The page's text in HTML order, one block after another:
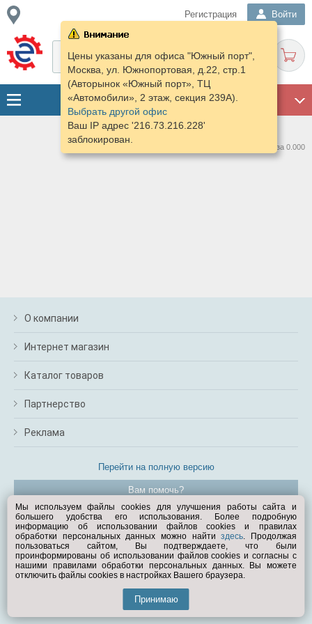
Регистрация Войти
Цены указаны для офиса "Южный порт",
Москва, ул. Южнопортовая, д.22, стр.1
(Авторынок «Южный порт», ТЦ
«Автомобили», 2 этаж, секция 239А).
Выбрать другой офис
Ваш IP адрес '216.73.216.228'
заблокирован.
Нашлось предложений: 0 за 0.000
О компании
Интернет магазин
Каталог товаров
Партнерство
Реклама
Перейти на полную версию
Вам помочь?
© Exist.ru 1998—2026
Мы используем файлы cookies для улучшения работы сайта и
большего удобства его использования. Более подробную
информацию об использовании файлов cookies и правилах
обработки персональных данных можно найтиздесь. Продолжая
пользоваться сайтом, Вы подтверждаете, что были
проинформированы об использовании файлов cookies и согласны с
нашими правилами обработки персональных данных. Вы можете
отключить файлы cookies в настройках Вашего браузера.
Принимаю